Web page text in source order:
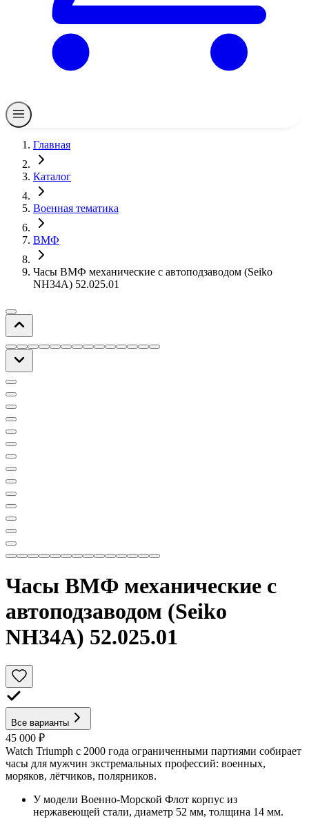
Главная
Каталог
Военная тематика
ВМФ
Часы ВМФ механические с автоподзаводом (Seiko
NH34A) 52.025.01
Часы ВМФ механические с
автоподзаводом (Seiko
NH34A) 52.025.01
Все варианты
45 000 ₽
Watch Triumph с 2000 года ограниченными партиями собирает
часы для мужчин экстремальных профессий: военных,
моряков, лётчиков, полярников.
У модели Военно-Морской Флот корпус из
нержавеющей стали, диаметр 52 мм, толщина 14 мм.